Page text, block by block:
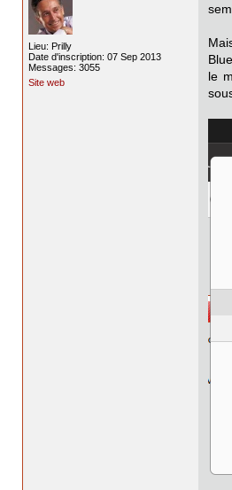
Lieu: Prilly
Date d'inscription: 07 Sep 2013
Messages: 3055
Site web
le